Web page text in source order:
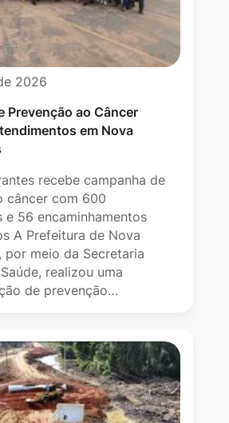
2026
Prevenção ao Câncer
em Nova
recebe campanha de
câncer com 600
e 56 encaminhamentos
A Prefeitura de Nova
por meio da Secretaria
realizou uma
de prevenção…